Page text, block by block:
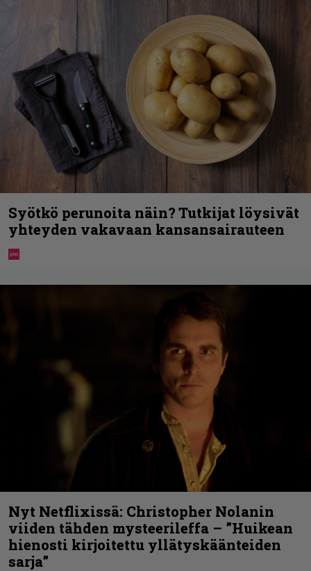
Syötkö perunoita näin? Tutkijat löysivät
yhteyden vakavaan kansansairauteen
Nyt Netflixissä: Christopher Nolanin
viiden tähden mysteerileffa – ”Huikean
hienosti kirjoitettu yllätyskäänteiden
sarja”